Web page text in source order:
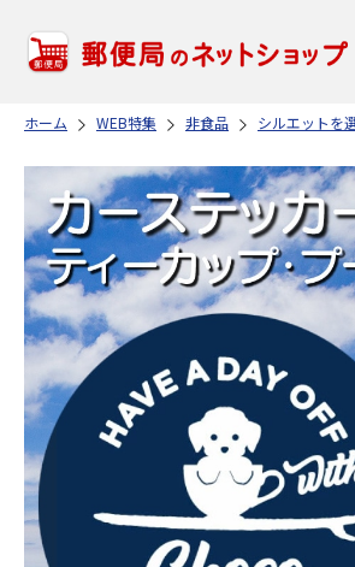
ホーム WEB特集 非食品 シルエットを